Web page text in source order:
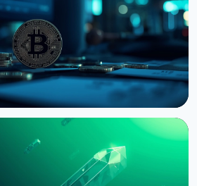
об обвале
провала CLARITY Act в